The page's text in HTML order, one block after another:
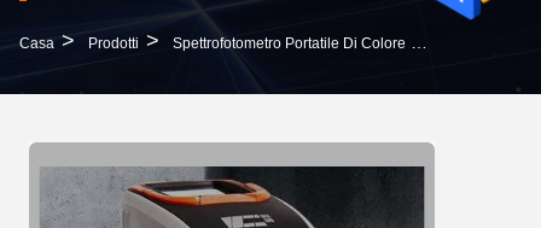
Casa > Prodotti > Spettrofotometro Portatile Di Colore >